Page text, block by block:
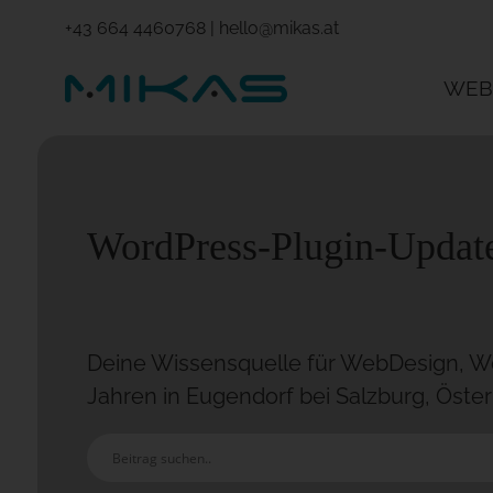
+43 664 4460768| hello@mikas.at
WordPress-Plugin-
Deine Wissensquelle für WebDesign,
Jahren in Eugendorf bei Salzburg,